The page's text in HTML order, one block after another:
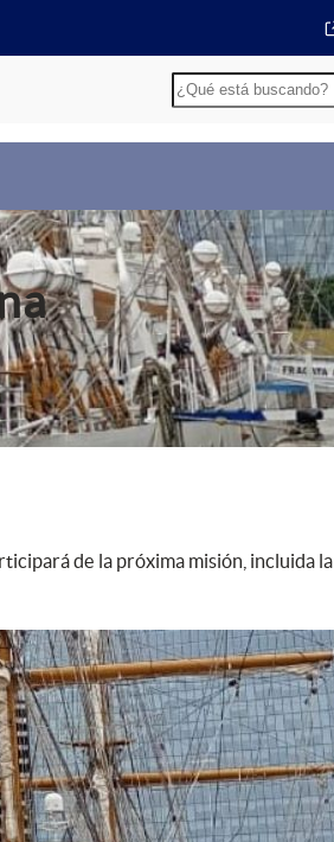
Buscar
de la próxima misión, incluida la